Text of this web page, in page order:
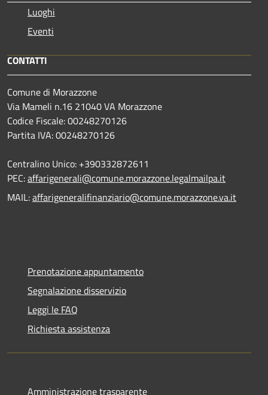
Luoghi
Eventi
CONTATTI
Comune di Morazzone
Via Mameli n.16 21040 VA Morazzone
Codice Fiscale: 00248270126
Partita IVA: 00248270126
Centralino Unico: +390332872611
PEC:affarigenerali@comune.morazzone.legalmailpa.it
MAIL:affarigeneralifinanziario@comune.morazzone.va.it
Prenotazione appuntamento
Segnalazione disservizio
Leggi le FAQ
Richiesta assistenza
Amministrazione trasparente